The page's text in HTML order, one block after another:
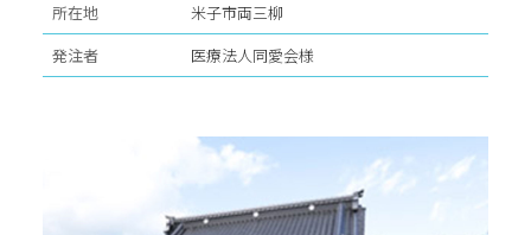
所在地
米子市両三柳
発注者
医療法人同愛会様